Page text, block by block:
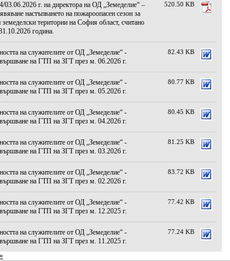
г. на директора на ОД „Земеделие“ –
настъпването на пожароопасен сезон за
територии на София област, считано
година.
520.50 KB
на служителите от ОД „Земеделие“ -
на ГТП на ЗГТ през м. 06.2026 г.
82.43 KB
на служителите от ОД „Земеделие“ -
на ГТП на ЗГТ през м. 05.2026 г.
80.77 KB
на служителите от ОД „Земеделие“ -
на ГТП на ЗГТ през м. 04.2026 г.
80.45 KB
на служителите от ОД „Земеделие“ -
на ГТП на ЗГТ през м. 03.2026 г.
81.25 KB
на служителите от ОД „Земеделие“ -
на ГТП на ЗГТ през м. 02.2026 г.
83.72 KB
на служителите от ОД „Земеделие“ -
на ГТП на ЗГТ през м. 12.2025 г.
77.42 KB
на служителите от ОД „Земеделие“ -
на ГТП на ЗГТ през м. 11.2025 г.
77.24 KB
»